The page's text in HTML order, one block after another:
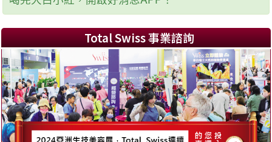
Total Swiss 事業諮詢